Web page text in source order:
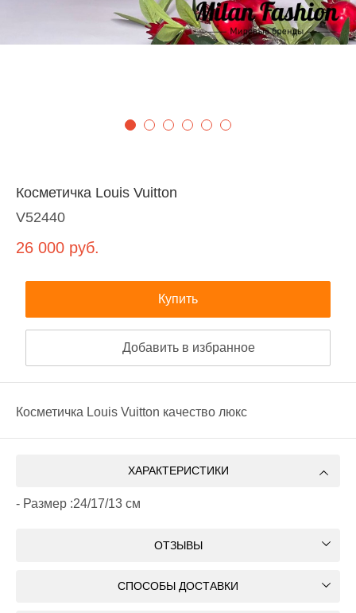
Косметичка Louis Vuitton
V52440
26 000 руб.
Купить
Добавить в избранное
Косметичка Louis Vuitton качество люкс
ХАРАКТЕРИСТИКИ
- Размер :24/17/13 см
ОТЗЫВЫ
СПОСОБЫ ДОСТАВКИ